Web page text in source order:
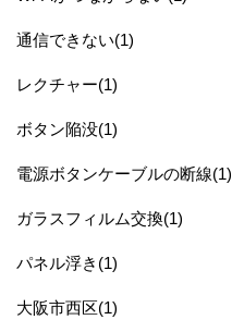
通信できない(1)
レクチャー(1)
ボタン陥没(1)
電源ボタンケーブルの断線(1)
ガラスフィルム交換(1)
パネル浮き(1)
大阪市西区(1)